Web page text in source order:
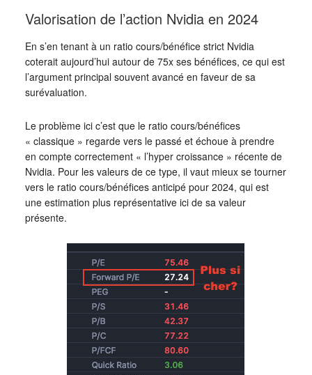
Valorisation de l’action Nvidia en 2024
En s’en tenant à un ratio cours/bénéfice strict Nvidia
coterait aujourd’hui autour de 75x ses bénéfices, ce qui est
l’argument principal souvent avancé en faveur de sa
surévaluation.
Le problème ici c’est que le ratio cours/bénéfices
« classique » regarde vers le passé et échoue à prendre
en compte correctement « l’hyper croissance » récente de
Nvidia. Pour les valeurs de ce type, il vaut mieux se tourner
vers le ratio cours/bénéfices anticipé pour 2024, qui est
une estimation plus représentative ici de sa valeur
présente.